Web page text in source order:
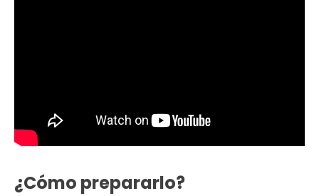
¿Cómo prepararlo?